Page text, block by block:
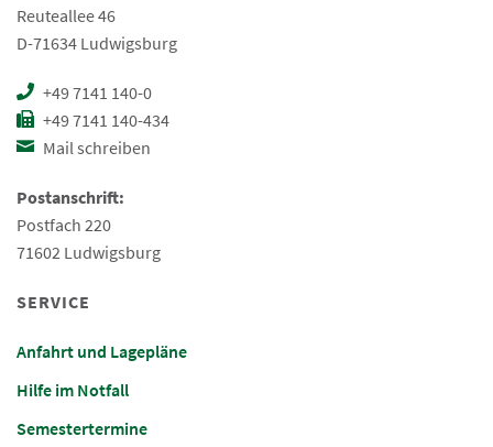
Reuteallee 46
D-71634 Ludwigsburg
+49 7141 140-0
+49 7141 140-434
Mail schreiben
Postanschrift:
Postfach 220
71602 Ludwigsburg
SERVICE
Anfahrt und Lagepläne
Hilfe im Notfall
Semestertermine